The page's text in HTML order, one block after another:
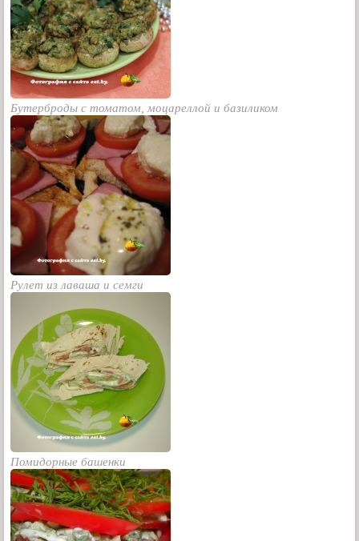
Бутерброды с томатом, моцареллой и базиликом
Рулет из лаваша и семги
Помидорные башенки